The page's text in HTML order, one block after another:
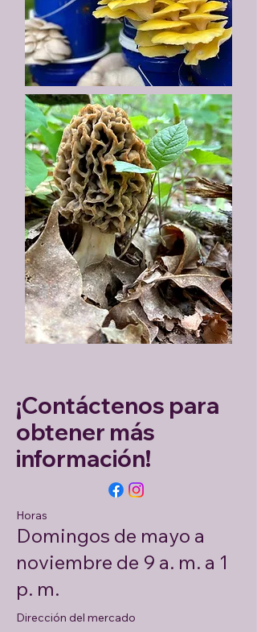
¡Contáctenos para
obtener más
información!
Horas
Domingos de mayo a
noviembre de 9 a. m. a 1
p. m.
Dirección del mercado